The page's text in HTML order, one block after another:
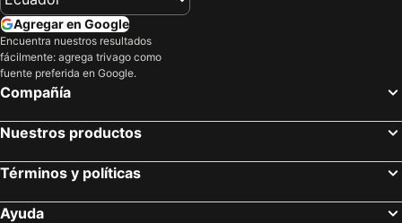
Agregar en Google
Encuentra nuestros resultados
fácilmente: agrega trivago como
fuente preferida en Google.
Compañía
Nuestros productos
Términos y políticas
Ayuda